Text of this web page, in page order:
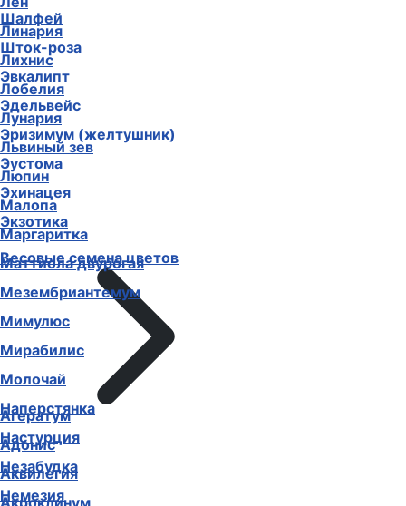
Шалфей
Шток-роза
Эвкалипт
Эдельвейс
Эризимум (желтушник)
Эустома
Эхинацея
Экзотика
Весовые семена цветов
Агератум
Адонис
Аквилегия
Акроклинум
Линария
Лихнис
Лобелия
Лунария
Львиный зев
Люпин
Малопа
Маргаритка
Маттиола двурогая
Мезембриантемум
Мимулюс
Мирабилис
Молочай
Наперстянка
Настурция
Незабудка
Немезия